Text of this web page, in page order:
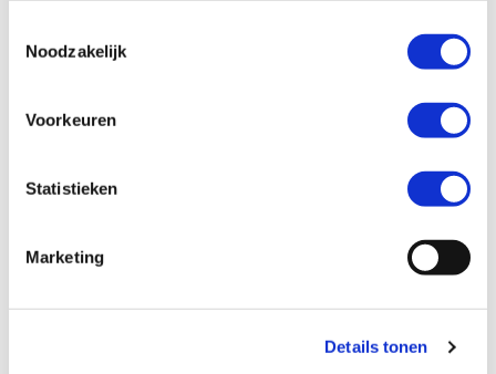
Noodzakelijk
Voorkeuren
Statistieken
Marketing
Details tonen
MotoPort Goes
SPORTSTER 1200 CUSTOM LIMITED
MotoPort Goes